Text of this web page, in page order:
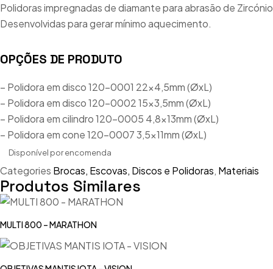
Polidoras impregnadas de diamante para abrasão de Zircónio
Desenvolvidas para gerar mínimo aquecimento.
OPÇÕES DE PRODUTO
– Polidora em disco 120-0001 22×4,5mm (ØxL)
– Polidora em disco 120-0002 15×3,5mm (ØxL)
– Polidora em cilindro 120-0005 4,8x13mm (ØxL)
– Polidora em cone 120-0007 3,5x11mm (ØxL)
Disponível por encomenda
Categories Brocas, Escovas, Discos e Polidoras, Materiais
Produtos Similares
MULTI 800 – MARATHON